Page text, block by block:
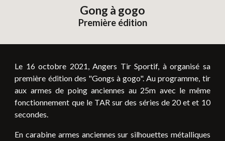
Gong à gogo
Première édition
Le 16 octobre 2021, Angers Tir Sportif, à organisé sa
première édition des "Gongs à gogo". Au programme, tir
aux armes de poing anciennes au 25m avec le même
fonctionnement que le TAR sur des séries de 20 et et 10
secondes.
En carabine armes anciennes sur silhouettes métalliques